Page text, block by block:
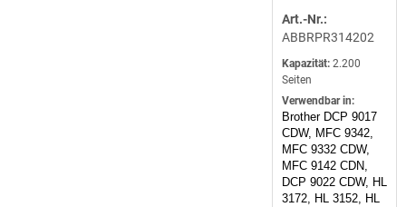
Art.-Nr.:
ABBRPR314202
Kapazität: 2.200
Seiten
Verwendbar in:
Brother DCP 9017
CDW, MFC 9342,
MFC 9332 CDW,
MFC 9142 CDN,
DCP 9022 CDW, HL
3172, HL 3152, HL